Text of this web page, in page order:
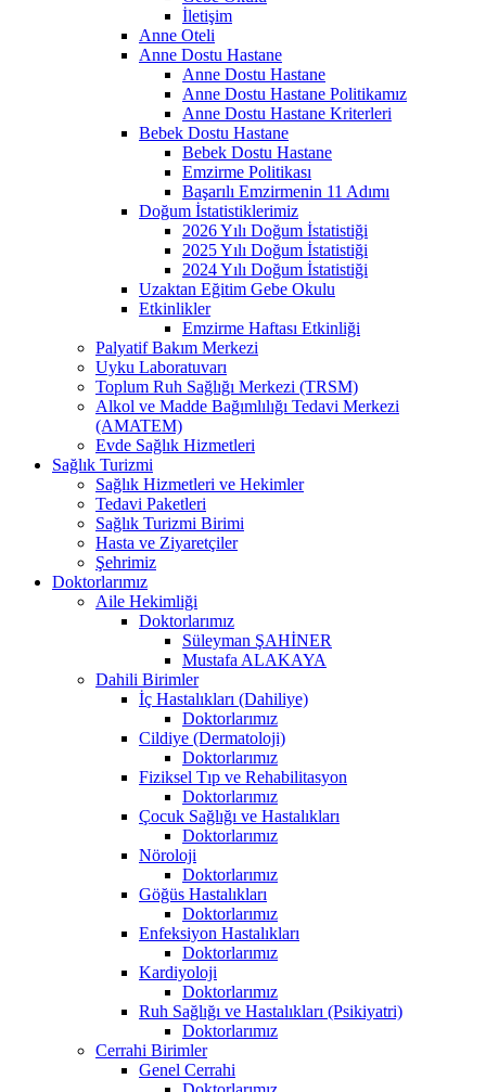
İletişim
Anne Oteli
Anne Dostu Hastane
Anne Dostu Hastane
Anne Dostu Hastane Politikamız
Anne Dostu Hastane Kriterleri
Bebek Dostu Hastane
Bebek Dostu Hastane
Emzirme Politikası
Başarılı Emzirmenin 11 Adımı
Doğum İstatistiklerimiz
2026 Yılı Doğum İstatistiği
2025 Yılı Doğum İstatistiği
2024 Yılı Doğum İstatistiği
Uzaktan Eğitim Gebe Okulu
Etkinlikler
Emzirme Haftası Etkinliği
Palyatif Bakım Merkezi
Uyku Laboratuvarı
Toplum Ruh Sağlığı Merkezi (TRSM)
Alkol ve Madde Bağımlılığı Tedavi Merkezi
(AMATEM)
Evde Sağlık Hizmetleri
Sağlık Turizmi
Sağlık Hizmetleri ve Hekimler
Tedavi Paketleri
Sağlık Turizmi Birimi
Hasta ve Ziyaretçiler
Şehrimiz
Doktorlarımız
Aile Hekimliği
Doktorlarımız
Süleyman ŞAHİNER
Mustafa ALAKAYA
Dahili Birimler
İç Hastalıkları (Dahiliye)
Doktorlarımız
Cildiye (Dermatoloji)
Doktorlarımız
Fiziksel Tıp ve Rehabilitasyon
Doktorlarımız
Çocuk Sağlığı ve Hastalıkları
Doktorlarımız
Nöroloji
Doktorlarımız
Göğüs Hastalıkları
Doktorlarımız
Enfeksiyon Hastalıkları
Doktorlarımız
Kardiyoloji
Doktorlarımız
Ruh Sağlığı ve Hastalıkları (Psikiyatri)
Doktorlarımız
Cerrahi Birimler
Genel Cerrahi